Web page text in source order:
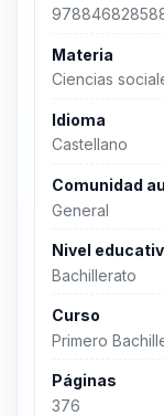
Materia
Ciencias
Idioma
Castellano
Comunidad
General
Nivel
Bachillerato
Curso
Primero
Páginas
376